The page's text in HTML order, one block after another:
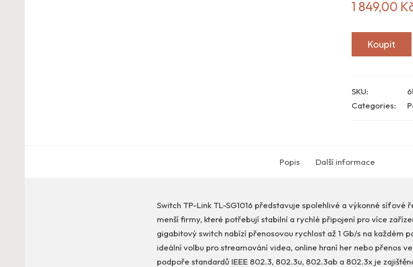
1 849,00
Koupit
SKU:
Categories:
Popis Další informace
Switch TP-Link TL-SG1016 představuje spolehlivé a výkonné síťové
menší firmy, které potřebují stabilní a rychlé připojení pro více
gigabitový switch nabízí přenosovou rychlost až 1 Gb/s na každém
ideální volbu pro streamování videa, online hraní her nebo přenos
podpoře standardů IEEE 802.3, 802.3u, 802.3ab a 802.3x je